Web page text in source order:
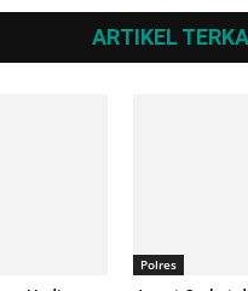
ARTIKEL
Polres